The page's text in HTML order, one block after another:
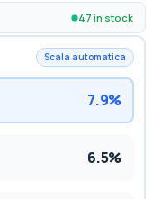
47 in stock
Scala automatica
7.9%
6.5%